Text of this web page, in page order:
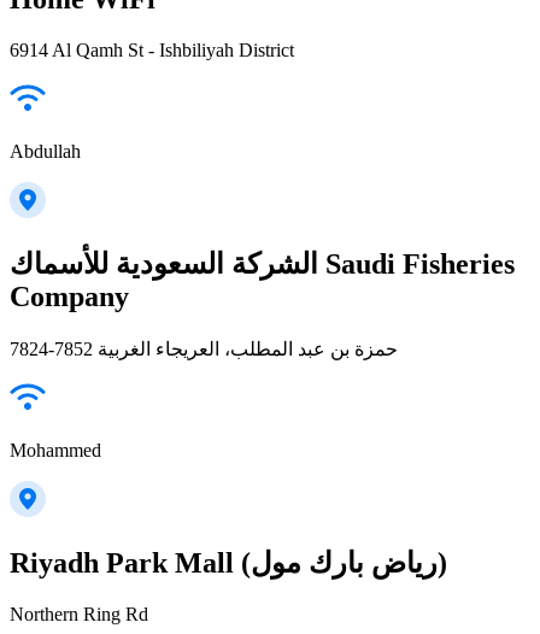
6914 Al Qamh St - Ishbiliyah District
Abdullah
الشركة السعودية للأسماك Saudi Fisheries
Company
7824-7852 حمزة بن عبد المطلب، العريجاء الغربية
Mohammed
Riyadh Park Mall (رياض بارك مول)
Northern Ring Rd